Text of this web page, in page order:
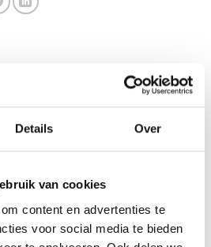
Details Over
van cookies
content en advertenties te
voor social media te bieden
U kunt uw wensen via het
daarna krijgt u van ons een